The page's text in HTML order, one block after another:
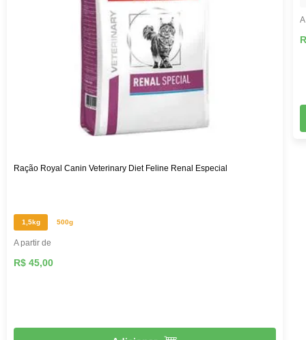
Ração Royal Canin Veterinary Diet Feline Renal Especial
1,5kg 500g
A partir de
R$ 45,00